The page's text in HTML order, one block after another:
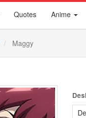
Quotes Anime
Maggy